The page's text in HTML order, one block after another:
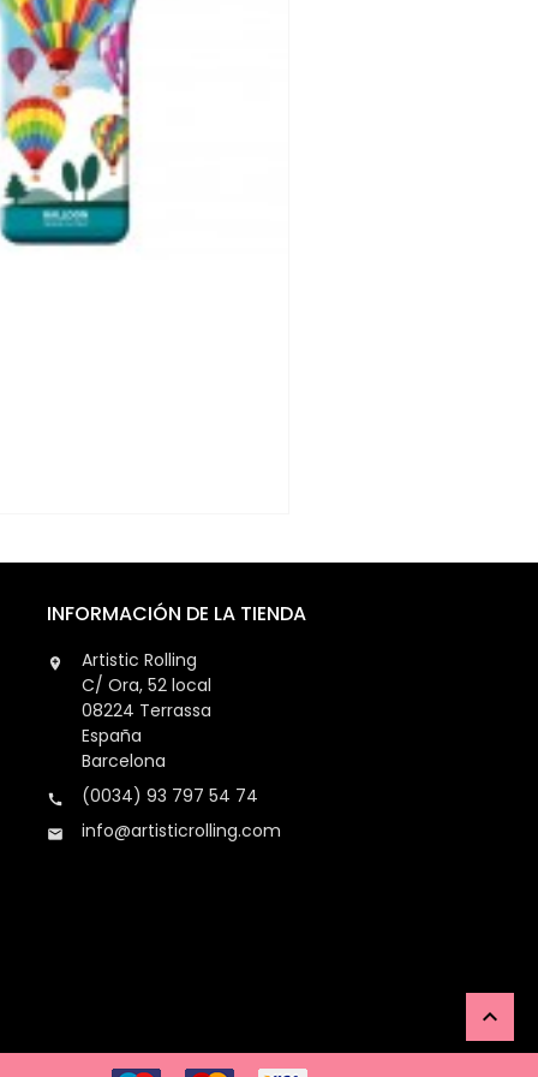
INFORMACIÓN DE LA TIENDA

Artistic Rolling
C/ Ora, 52 local
08224 Terrassa
España
Barcelona
 (0034) 93 797 54 74
 info@artisticrolling.com
